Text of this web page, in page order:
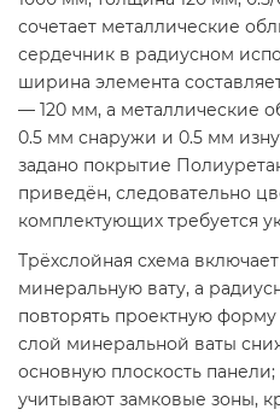
сочетает металлические
сердечник в радиусном
ширина элемента
— 120 мм, а металлические
0.5 мм снаружи и 0.5 мм
задано покрытие
приведён, следовательно
комплектующих требуется
Трёхслойная схема
минеральную вату, а
повторять проектную
слой минеральной ваты
основную плоскость
учитывают замковые зоны,